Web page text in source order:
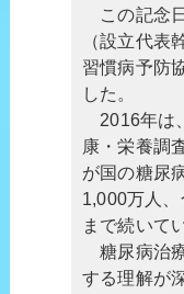
この記念
（設立代表
習慣病予防
した。
2016年は
康・栄養調
が国の糖尿
1,000万人
まで続いて
糖尿病治
する理解が